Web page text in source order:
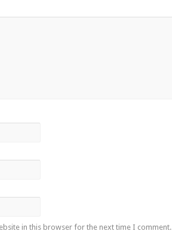
in this browser for the next time I comment.